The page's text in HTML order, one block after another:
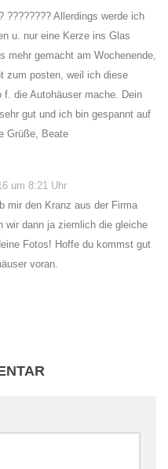
???????? Allerdings werde ich
u. nur eine Kerze ins Glas
mehr gemacht am Wochenende,
zum posten, weil ich diese
die Autohäuser mache. Dein
gut und ich bin gespannt auf
Grüße, Beate
um 8:21 Uhr
mir den Kranz aus der Firma
wir dann ja ziemlich die gleiche
Fotos! Hoffe du kommst gut
voran.